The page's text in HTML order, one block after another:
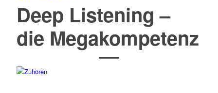
Deep Listening –
die Megakompetenz